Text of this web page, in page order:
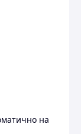
на